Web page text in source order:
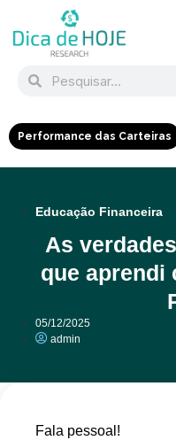
Performance das Carteiras
Educação Financeira
As
que aprendi
05/12/2025
admin
Fala pessoal!